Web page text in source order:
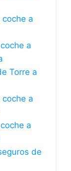
a
a
Torre a
a
a
de